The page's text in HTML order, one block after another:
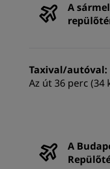
A
Taxival/autóval:
Az út 36 perc (34
A